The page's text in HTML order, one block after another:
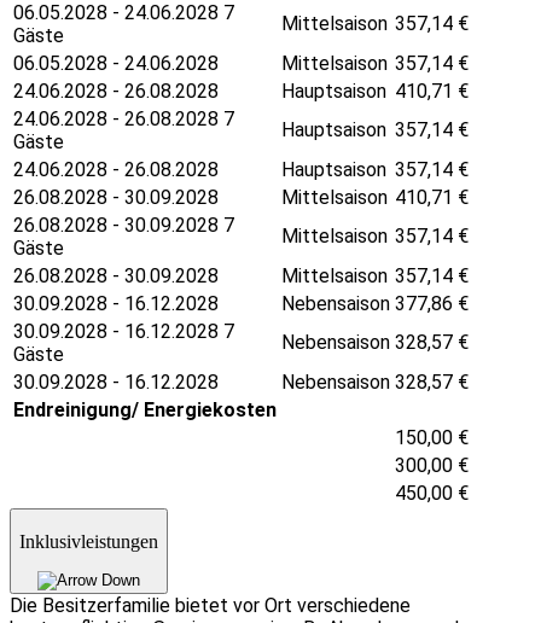
06.05.2028 - 24.06.2028 7
Gäste
Mittelsaison 357,14 €
06.05.2028 - 24.06.2028
Mittelsaison 357,14 €
24.06.2028 - 26.08.2028
Hauptsaison 410,71 €
24.06.2028 - 26.08.2028 7
Gäste
Hauptsaison 357,14 €
24.06.2028 - 26.08.2028
Hauptsaison 357,14 €
26.08.2028 - 30.09.2028
Mittelsaison 410,71 €
26.08.2028 - 30.09.2028 7
Gäste
Mittelsaison 357,14 €
26.08.2028 - 30.09.2028
Mittelsaison 357,14 €
30.09.2028 - 16.12.2028
Nebensaison 377,86 €
30.09.2028 - 16.12.2028 7
Gäste
Nebensaison 328,57 €
30.09.2028 - 16.12.2028
Nebensaison 328,57 €
Endreinigung/ Energiekosten
150,00 €
300,00 €
450,00 €
Inklusivleistungen
Die Besitzerfamilie bietet vor Ort verschiedene